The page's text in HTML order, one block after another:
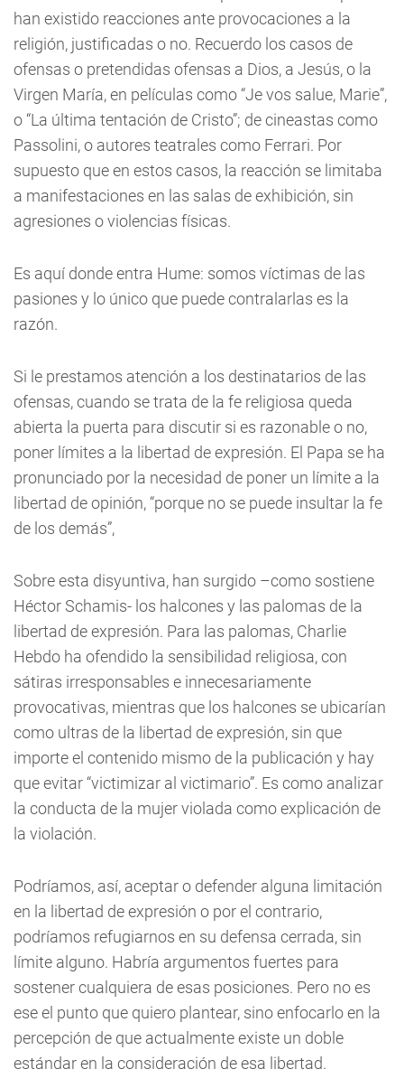
han existido reacciones ante provocaciones a la
religión, justificadas o no. Recuerdo los casos de
ofensas o pretendidas ofensas a Dios, a Jesús, o la
Virgen María, en películas como “Je vos salue, Marie”,
o “La última tentación de Cristo”; de cineastas como
Passolini, o autores teatrales como Ferrari. Por
supuesto que en estos casos, la reacción se limitaba
a manifestaciones en las salas de exhibición, sin
agresiones o violencias físicas.
Es aquí donde entra Hume: somos víctimas de las
pasiones y lo único que puede contralarlas es la
razón.
Si le prestamos atención a los destinatarios de las
ofensas, cuando se trata de la fe religiosa queda
abierta la puerta para discutir si es razonable o no,
poner límites a la libertad de expresión. El Papa se ha
pronunciado por la necesidad de poner un límite a la
libertad de opinión, “porque no se puede insultar la fe
de los demás”,
Sobre esta disyuntiva, han surgido –como sostiene
Héctor Schamis- los halcones y las palomas de la
libertad de expresión. Para las palomas, Charlie
Hebdo ha ofendido la sensibilidad religiosa, con
sátiras irresponsables e innecesariamente
provocativas, mientras que los halcones se ubicarían
como ultras de la libertad de expresión, sin que
importe el contenido mismo de la publicación y hay
que evitar “victimizar al victimario”. Es como analizar
la conducta de la mujer violada como explicación de
la violación.
Podríamos, así, aceptar o defender alguna limitación
en la libertad de expresión o por el contrario,
podríamos refugiarnos en su defensa cerrada, sin
límite alguno. Habría argumentos fuertes para
sostener cualquiera de esas posiciones. Pero no es
ese el punto que quiero plantear, sino enfocarlo en la
percepción de que actualmente existe un doble
estándar en la consideración de esa libertad.